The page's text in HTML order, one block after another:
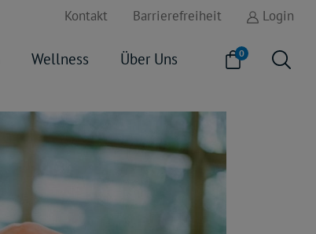
Kontakt Barrierefreiheit Login
Wellness Über Uns 0